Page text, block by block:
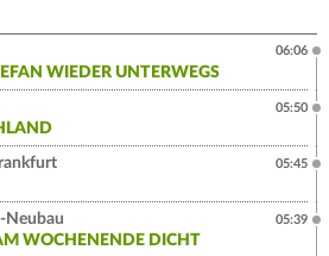
WIEDER UNTERWEGS
06:06
05:50
05:45
Neubau
WOCHENENDE DICHT
05:39